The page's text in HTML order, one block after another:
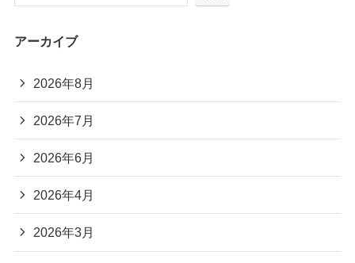
アーカイブ
2026年8月
2026年7月
2026年6月
2026年4月
2026年3月